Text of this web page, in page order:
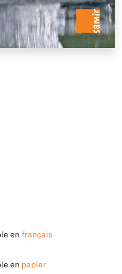
en français
en papier